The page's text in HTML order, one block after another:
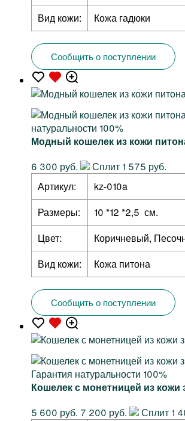
Вид кожи: Кожа гадюки
Сообщить о поступлении
натуральности 100%
Модный кошелек из кожи
6 300 руб.
Сплит 1 575 руб.
Артикул:
kz-010a
Размеры:
10 *12 *2,5 см.
Цвет:
Коричневый,
Вид кожи:
Кожа питона
Сообщить о поступлении
Гарантия натуральности 100%
Кошелек с монетницей из кожи
5 600 руб. 7 200 руб.
Сплит 1